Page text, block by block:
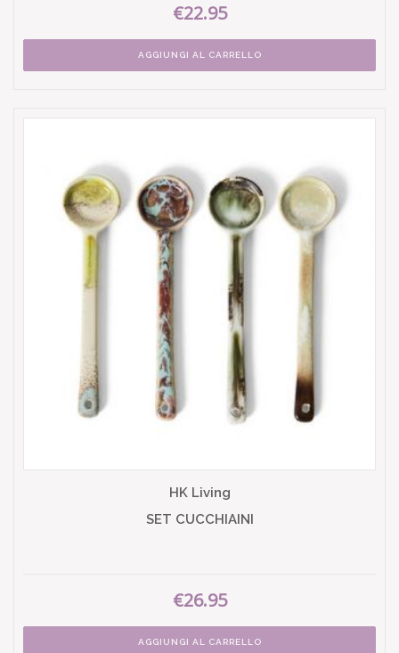
€22.95
AGGIUNGI AL CARRELLO
HK Living
SET CUCCHIAINI
€26.95
AGGIUNGI AL CARRELLO